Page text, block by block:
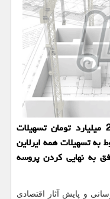
پلات: ایرلاین های کشور تا حالا 2544 میلیارد تومان تسهیلات
به تسهیلات همه ایرلاین
موفق به نهایی کردن پروسه
و پایش آثار اقتصادی